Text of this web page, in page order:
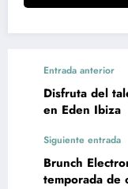
Entrada anterior
Disfruta del
en Eden Ibiza
Siguiente entrada
Brunch
temporada de